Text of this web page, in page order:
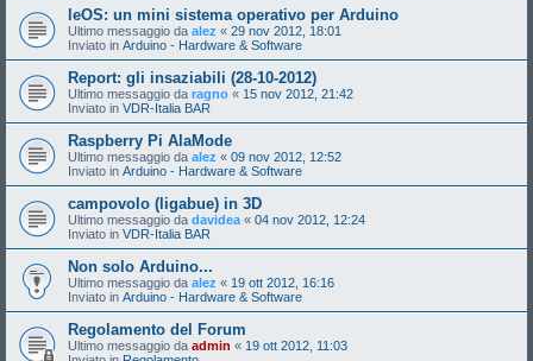
leOS: un mini sistema operativo per Arduino
Ultimo messaggio da alez « 29 nov 2012, 18:01
Inviato in Arduino - Hardware & Software
Report: gli insaziabili (28-10-2012)
Ultimo messaggio da ragno « 15 nov 2012, 21:42
Inviato in VDR-Italia BAR
Raspberry Pi AlaMode
Ultimo messaggio da alez « 09 nov 2012, 12:52
Inviato in Arduino - Hardware & Software
campovolo (ligabue) in 3D
Ultimo messaggio da davidea « 04 nov 2012, 12:24
Inviato in VDR-Italia BAR
Non solo Arduino...
Ultimo messaggio da alez « 19 ott 2012, 16:16
Inviato in Arduino - Hardware & Software
Regolamento del Forum
Ultimo messaggio da admin « 19 ott 2012, 11:03